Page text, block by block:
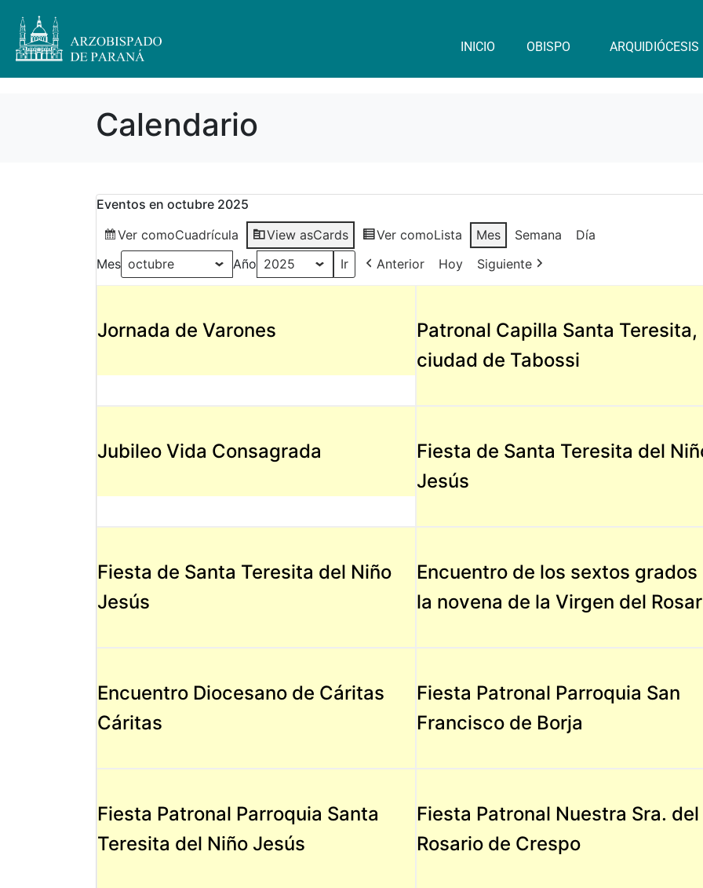
INICIO OBISPO ARQUIDIÓCESIS
Calendario
Eventos en octubre 2025
Ver comoCuadrícula View asCards Ver comoLista Mes Semana
Día
Mes
Año Anterior Hoy Siguiente
Jornada de Varones
Patronal Capilla Santa Teresita,
ciudad de Tabossi
Jubileo Vida Consagrada
Fiesta de Santa Teresita del
Jesús
Fiesta de Santa Teresita del Niño
Jesús
Encuentro de los sextos grados
la novena de la Virgen del
Encuentro Diocesano de Cáritas
Cáritas
Fiesta Patronal Parroquia San
Francisco de Borja
Fiesta Patronal Parroquia Santa
Teresita del Niño Jesús
Fiesta Patronal Nuestra Sra. del
Rosario de Crespo